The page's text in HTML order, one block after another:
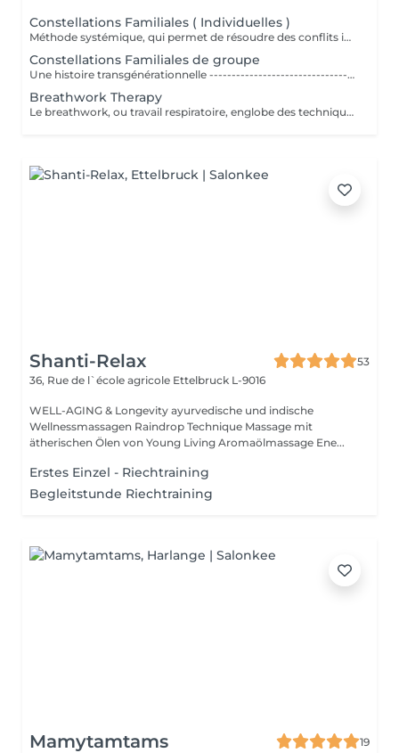
Constellations Familiales ( Individuelles )
Méthode systémique, qui permet de résoudre des conflits intérieurs ou familiaux
Constellations Familiales de groupe
Une histoire transgénérationnelle --------------------------------------------- Chacun de nous est un être complexe porteur d'une histoire multiple non moins complexe. Nous ne devrions jamais oublier que nous sommes en lien étroit avec les nombreux ancêtres qui nous ont précédés. Cette histoire transgénérationnelle qui nous renvoie aux origines ne nous dédouane pas de notre responsabilité face à nos actes mais il est admis que les raisons d'agir tel que nous le faisons nous échappent parfois. Il y a en effet dans nos positionnements, dans nos arbitrages les plus importants, dans nos traits de caractère, dans nos errements au cours d'une vie, une part inconsciente de reproduction de nos schémas transgénérationnels. Ainsi les traumatismes vécus par nos ancêtres, les secrets familiaux, trouvent une traduction dans nos actes sans que le plus souvent nous nous en rendions compte. Un héritage psychologique qui peut peser lourd, nous ralentir, nous bloquer, nous empêcher d'avancer sereinement dans la vie. Il y a même une forte probabilité que nous le transmettions aux générations suivantes. Interrompre le cycle de nos reproductions mentales et de nos dynamiques inconscientes est possible. Comment se déroule une constellation familiale ? ------------------------------------------------------------------ Une constellation familiale systémique se déroule en général avec un groupe de personnes. Le praticien en constellation (ou « constellateur ») interroge son « client », appelé également le « constellant », c'est dire la personne qui fait sa constellation, pour qu'il formule précisément sa demande, sa problématique. Qu'est-ce qui le gêne ? De quoi souhaite-t-il se libérer aujourd'hui ? Il décrit également avec objectivité son histoire familiale et les événements marquants qui la caractérisent. Cet échange doit être succinct et factuel pour ne pas influencer ni l'animateur, ni le reste du groupe qu'on appelle alors, les représentants. Parmi ces représentants, « le client » en choisit un qui le représentera lui-même, et les autres qui « incarneront » d'autres membres de son « système » (père, mère, frère, sur). « Le constellateur et éventuellement le client » les place ensuite avec précaution et respect dans l'espace de la pièce où se déroule la constellation. On peut parler à certains égards, d'un jeu de rôles. Prochaines dates: (Planification des prochaines dates en cours)
Breathwork Therapy
Le breathwork, ou travail respiratoire, englobe des techniques de respiration en conscience pour améliorer le bien-être physique, mental et spirituel. Ces techniques visent notamment à réduire le stress, à calmer le système nerveux autonome et à libérer des blocages émotionnels. Le breathwork comprend différentes méthodes et techniques de respiration. Souvent, on lui attribue un caractère spirituel. Il est toutefois toujours crucial de gérer et de percevoir sa propre respiration en conscience...
Shanti-Relax
53
36, Rue de l`école agricole Ettelbruck L-9016
WELL-AGING & Longevity ayurvedische und indische
Wellnessmassagen Raindrop Technique Massage mit
ätherischen Ölen von Young Living Aromaölmassage Ene...
Erstes Einzel - Riechtraining
Begleitstunde Riechtraining
Mamytamtams
19